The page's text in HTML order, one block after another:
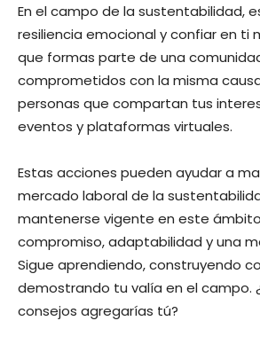
En el campo de la sustentabilidad,
resiliencia emocional y confiar en ti
que formas parte de una
comprometidos con la misma
personas que compartan tus
eventos y plataformas virtuales.
Estas acciones pueden ayudar a
mercado laboral de la
mantenerse vigente en este
compromiso, adaptabilidad y una
Sigue aprendiendo, construyendo
demostrando tu valía en el campo.
consejos agregarías tú?